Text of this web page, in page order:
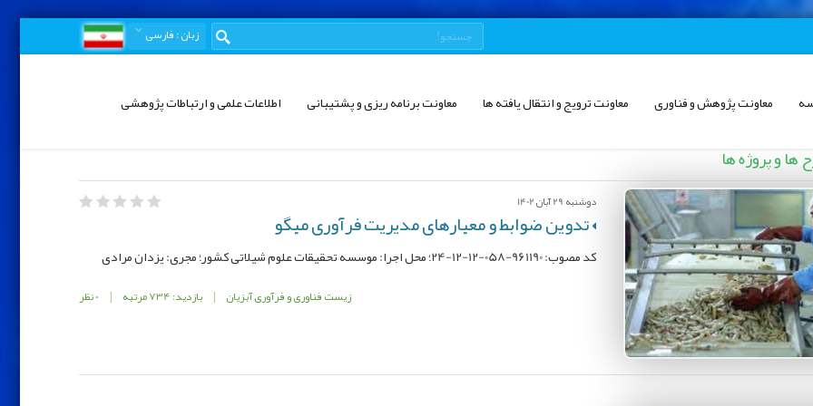
زبان: فارسی
معاونت پژوهش و فناوری معاونت ترویج و انتقال یافته ها معاونت برنامه ریزی و پشتیبانی اطلاعات علمی و ارتباطات پژوهشی
و پروژه ها
دوشنبه 29 آبان 1402
تدوین ضوابط و معیارهای مدیریت فرآوری میگو
کد مصوب: 961190-058-12-12-24؛ محل اجرا: موسسه تحقیقات علوم شیلاتی کشور؛ مجری: یزدان مرادی
زیست فناوری و فرآوری آبزیان | بازدید: 734 مرتبه | 0 نظر